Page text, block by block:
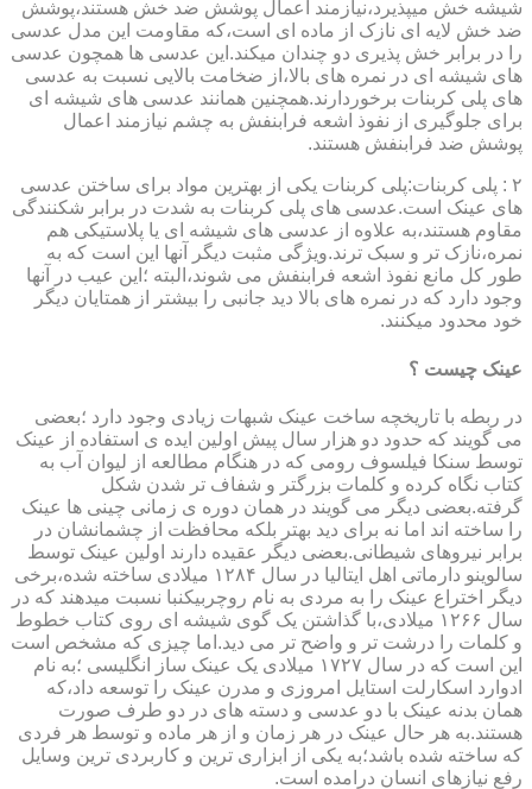
شیشه خش میپذیرد،نیازمند اعمال پوشش ضد خش هستند،پوشش
ضد خش لایه ای نازک از ماده ای است،که مقاومت این مدل عدسی
را در برابر خش پذیری دو چندان میکند.این عدسی ها همچون عدسی
های شیشه ای در نمره های بالا،از ضخامت بالایی نسبت به عدسی
های پلی کربنات برخوردارند.همچنین همانند عدسی های شیشه ای
برای جلوگیری از نفوذ اشعه فرابنفش به چشم نیازمند اعمال
پوشش ضد فرابنفش هستند.
۲ : پلی کربنات:پلی کربنات یکی از بهترین مواد برای ساختن عدسی
های عینک است.عدسی های پلی کربنات به شدت در برابر شکنندگی
مقاوم هستند،به علاوه از عدسی های شیشه ای یا پلاستیکی هم
نمره،نازک تر و سبک ترند.ویژگی مثبت دیگر آنها این است که به
طور کل مانع نفوذ اشعه فرابنفش می شوند،البته ؛این عیب در آنها
وجود دارد که در نمره های بالا دید جانبی را بیشتر از همتایان دیگر
خود محدود میکنند.
عینک چیست ؟
در ربطه با تاریخچه ساخت عینک شبهات زیادی وجود دارد ؛بعضی
می گویند که حدود دو هزار سال پیش اولین ایده ی استفاده از عینک
توسط سنکا فیلسوف رومی که در هنگام مطالعه از لیوان آب به
کتاب نگاه کرده و کلمات بزرگتر و شفاف تر شدن شکل
گرفته.بعضی دیگر می گویند در همان دوره ی زمانی چینی ها عینک
را ساخته اند اما نه برای دید بهتر بلکه محافظت از چشمانشان در
برابر نیروهای شیطانی.بعضی دیگر عقیده دارند اولین عینک توسط
سالوینو دارماتی اهل ایتالیا در سال ۱۲۸۴ میلادی ساخته شده،برخی
دیگر اختراع عینک را به مردی به نام روچربیکنبا نسبت میدهند که در
سال ۱۲۶۶ میلادی،با گذاشتن یک گوی شیشه ای روی کتاب خطوط
و کلمات را درشت تر و واضح تر می دید.اما چیزی که مشخص است
این است که در سال ۱۷۲۷ میلادی یک عینک ساز انگلیسی ؛به نام
ادوارد اسکارلت استایل امروزی و مدرن عینک را توسعه داد،که
همان بدنه عینک با دو عدسی و دسته های در دو طرف صورت
هستند.به هر حال عینک در هر زمان و از هر ماده و توسط هر فردی
که ساخته شده باشد؛به یکی از ابزاری ترین و کاربردی ترین وسایل
رفع نیازهای انسان درامده است.